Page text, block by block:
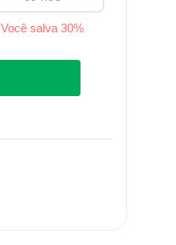
Você salva 30%